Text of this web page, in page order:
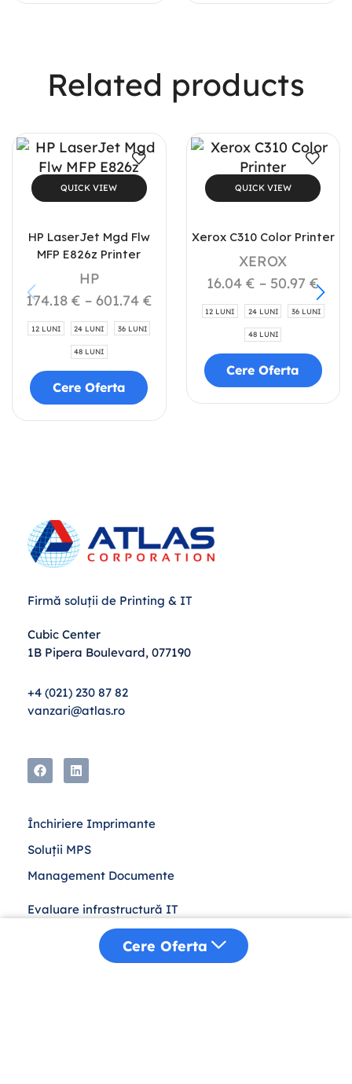
Related products
QUICK VIEW
HP LaserJet Mgd Flw
MFP E826z Printer
HP
174.18 € – 601.74 €
12 LUNI 24 LUNI 36 LUNI
48 LUNI
Cere Oferta
QUICK VIEW
Xerox C310 Color Printer
XEROX
16.04€ – 50.97€
12 LUNI 24 LUNI 36 LUNI
48 LUNI
Cere Oferta
Firmă soluții de Printing & IT
Cubic Center
1B Pipera Boulevard, 077190
+4 (021) 230 87 82
vanzari@atlas.ro
Închiriere Imprimante
Soluții MPS
Management Documente
Evaluare infrastructură IT
Achiziții Publice
Cere Oferta